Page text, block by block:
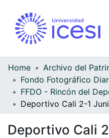
Home
Deportivo Cali 2-1
Deportivo Cali